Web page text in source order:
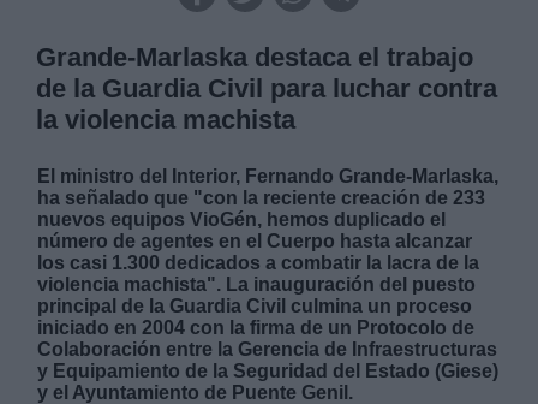
Grande-Marlaska destaca el trabajo
de la Guardia Civil para luchar contra
la violencia machista
El ministro del Interior, Fernando Grande-Marlaska,
ha señalado que "con la reciente creación de 233
nuevos equipos VioGén, hemos duplicado el
número de agentes en el Cuerpo hasta alcanzar
los casi 1.300 dedicados a combatir la lacra de la
violencia machista". La inauguración del puesto
principal de la Guardia Civil culmina un proceso
iniciado en 2004 con la firma de un Protocolo de
Colaboración entre la Gerencia de Infraestructuras
y Equipamiento de la Seguridad del Estado (Giese)
y el Ayuntamiento de Puente Genil.
Legitimación:
Destinatarios:
Derechos: